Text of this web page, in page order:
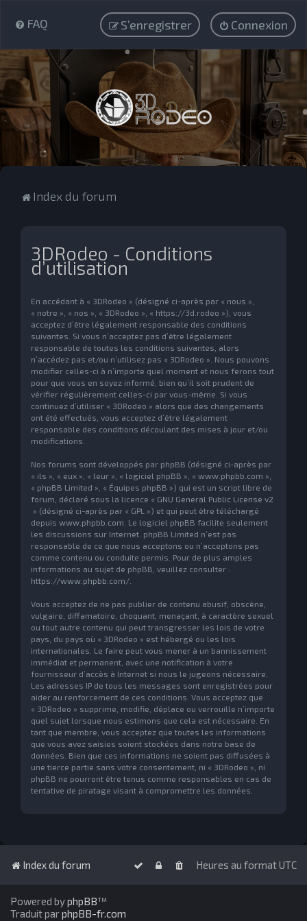
FAQ Connexion
S’enregistrer
Index du forum
3DRodeo - Conditions
d’utilisation
En accédant à « 3DRodeo » (désigné ci-après par « nous »,
« notre », « nos », « 3DRodeo », « https://3d.rodeo »), vous
acceptez d’être légalement responsable des conditions
suivantes. Si vous n’acceptez pas d’être légalement
responsable de toutes les conditions suivantes, alors
n’accédez pas et/ou n’utilisez pas « 3DRodeo ». Nous pouvons
modifier celles-ci à n’importe quel moment et nous ferons tout
pour que vous en soyez informé, bien qu’il soit prudent de
vérifier régulièrement celles-ci par vous-même. Si vous
continuez d’utiliser « 3DRodeo » alors que des changements
ont été effectués, vous acceptez d’être légalement
responsable des conditions découlant des mises à jour et/ou
modifications.
Nos forums sont développés par phpBB (désigné ci-après par
« ils », « eux », « leur », « logiciel phpBB », « www.phpbb.com »,
« phpBB Limited », « Équipes phpBB ») qui est un script libre de
forum, déclaré sous la licence « GNU General Public License v2
» (désigné ci-après par « GPL ») et qui peut être téléchargé
depuis www.phpbb.com . Le logiciel phpBB facilite seulement
les discussions sur Internet. phpBB Limited n’est pas
responsable de ce que nous acceptons ou n’acceptons pas
comme contenu ou conduite permis. Pour de plus amples
informations au sujet de phpBB, veuillez consulter :
https://www.phpbb.com/
Vous acceptez de ne pas publier de contenu abusif, obscène,
vulgaire, diffamatoire, choquant, menaçant, à caractère sexuel
ou tout autre contenu qui peut transgresser les lois de votre
pays, du pays où « 3DRodeo » est hébergé ou les lois
internationales. Le faire peut vous mener à un bannissement
immédiat et permanent, avec une notification à votre
fournisseur d’accès à Internet si nous le jugeons nécessaire.
Les adresses IP de tous les messages sont enregistrées pour
aider au renforcement de ces conditions. Vous acceptez que
« 3DRodeo » supprime, modifie, déplace ou verrouille n’importe
quel sujet lorsque nous estimons que cela est nécessaire. En
tant que membre, vous acceptez que toutes les informations
que vous avez saisies soient stockées dans notre base de
données. Bien que ces informations ne soient pas diffusées à
une tierce partie sans votre consentement, ni « 3DRodeo », ni
phpBB ne pourront être tenus comme responsables en cas de
tentative de piratage visant à compromettre les données.
Index du forum Heures au formatUTC
Powered byphpBB™
Traduit parphpBB-fr.com